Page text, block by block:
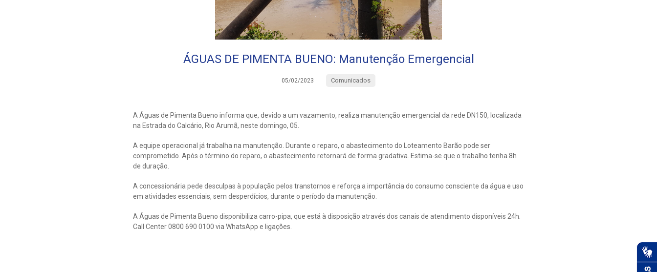
ÁGUAS DE PIMENTA BUENO: Manutenção Emergencial
05/02/2023 Comunicados
A Águas de Pimenta Bueno informa que, devido a um vazamento, realiza manutenção emergencial da rede DN150, localizada
na Estrada do Calcário, Rio Arumã, neste domingo, 05.
A equipe operacional já trabalha na manutenção. Durante o reparo, o abastecimento do Loteamento Barão pode ser
comprometido. Após o término do reparo, o abastecimento retornará de forma gradativa. Estima-se que o trabalho tenha 8h
de duração.
A concessionária pede desculpas à população pelos transtornos e reforça a importância do consumo consciente da água e uso
em atividades essenciais, sem desperdícios, durante o período da manutenção.
A Águas de Pimenta Bueno disponibiliza carro-pipa, que está à disposição através dos canais de atendimento disponíveis 24h.
Call Center 0800 690 0100 via WhatsApp e ligações.